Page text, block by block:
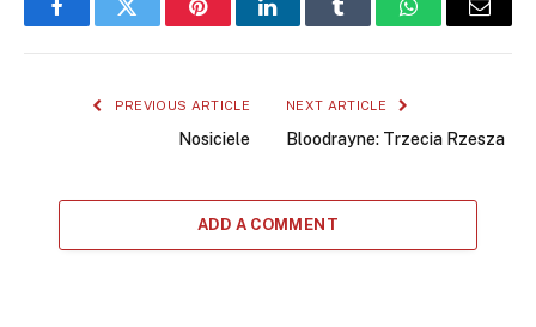
FacebookTwitter PinterestLinkedInTumblr WhatsAppEmail
PREVIOUS ARTICLE
Nosiciele
NEXT ARTICLE
Bloodrayne: Trzecia Rzesza
ADD A COMMENT